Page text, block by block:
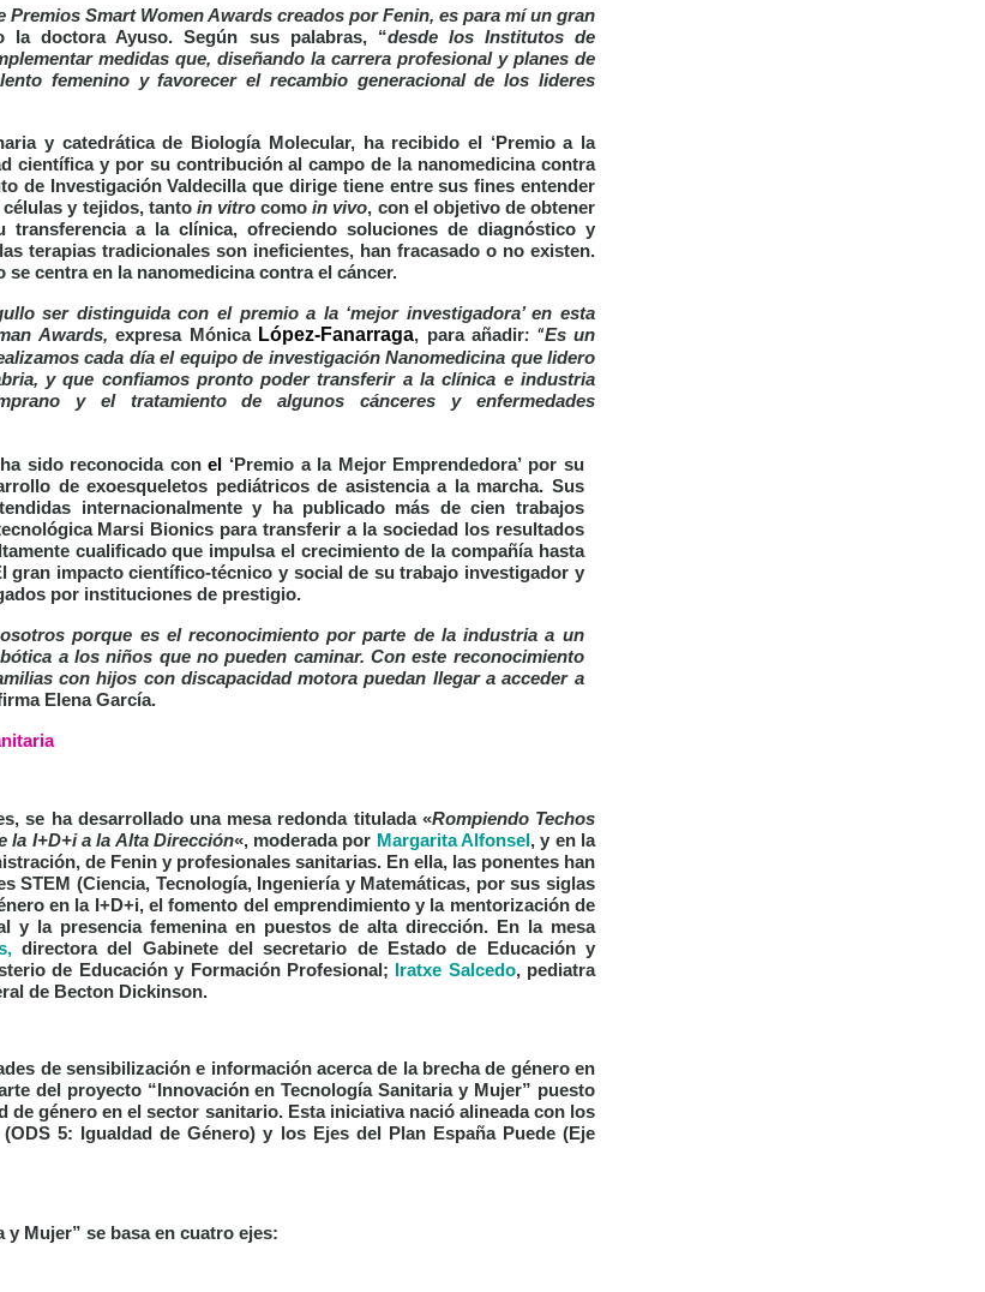
Smart Women Awards creados por Fenin, es para mí un gran
la doctora Ayuso. Según sus palabras, “desde los Institutos de
medidas que, diseñando la carrera profesional y planes de
femenino y favorecer el recambio generacional de los lideres
y catedrática de Biología Molecular, ha recibido el ‘Premio a la
científica y por su contribución al campo de la nanomedicina contra
de Investigación Valdecilla que dirige tiene entre sus fines entender
y tejidos, tanto in vitrocomoin vivo, con el objetivo de obtener
a la clínica, ofreciendo soluciones de diagnóstico y
terapias tradicionales son ineficientes, han fracasado o no existen.
centra en la nanomedicina contra el cáncer.
ser distinguida con el premio a la ‘mejor investigadora’ en esta
Awards, expresa Mónica López-Fanarraga, para añadir: “Es un
cada día el equipo de investigación Nanomedicina que lidero
y que confiamos pronto poder transferir a la clínica e industria
y el tratamiento de algunos cánceres y enfermedades
sido reconocida conel ‘Premio a la Mejor Emprendedora’ por su
de exoesqueletos pediátricos de asistencia a la marcha. Sus
internacionalmente y ha publicado más de cien trabajos
Marsi Bionics para transferir a la sociedad los resultados
cualificado que impulsa el crecimiento de la compañía hasta
gran impacto científico-técnico y social de su trabajo investigador y
por instituciones de prestigio.
porque es el reconocimiento por parte de la industria a un
a los niños que no pueden caminar. Con este reconocimiento
con hijos con discapacidad motora puedan llegar a acceder a
Elena García.
se ha desarrollado una mesa redonda titulada «Rompiendo Techos
la I+D+i a la Alta Dirección«, moderada por Margarita Alfonsel , y en la
de Fenin y profesionales sanitarias. En ella, las ponentes han
STEM (Ciencia, Tecnología, Ingeniería y Matemáticas, por sus siglas
en la I+D+i, el fomento del emprendimiento y la mentorización de
y la presencia femenina en puestos de alta dirección. En la mesa
directora del Gabinete del secretario de Estado de Educación y
de Educación y Formación Profesional;
Iratxe Salcedo, pediatra
de Becton Dickinson.
de sensibilización e información acerca de la brecha de género en
del proyecto “Innovación en Tecnología Sanitaria y Mujer” puesto
de género en el sector sanitario. Esta iniciativa nació alineada con los
5: Igualdad de Género) y los Ejes del Plan España Puede (Eje
Mujer” se basa en cuatro ejes: